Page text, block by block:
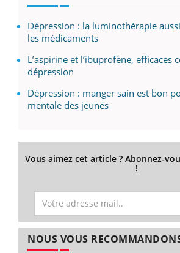
Dépression : la luminothérapie
les médicaments
L’aspirine et l’ibuprofène, efficaces
dépression
Dépression : manger sain est bon
mentale des jeunes
Vous aimez cet article ? Abonnez-
!
NOUS VOUS